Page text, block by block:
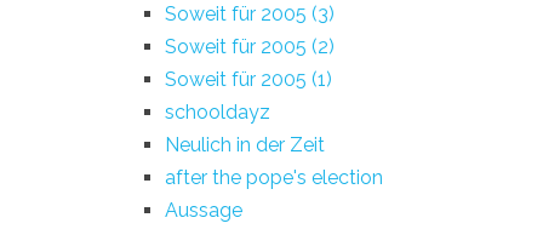
Soweit für 2005 (3)
Soweit für 2005 (2)
Soweit für 2005 (1)
schooldayz
Neulich in der Zeit
after the pope's election
Aussage